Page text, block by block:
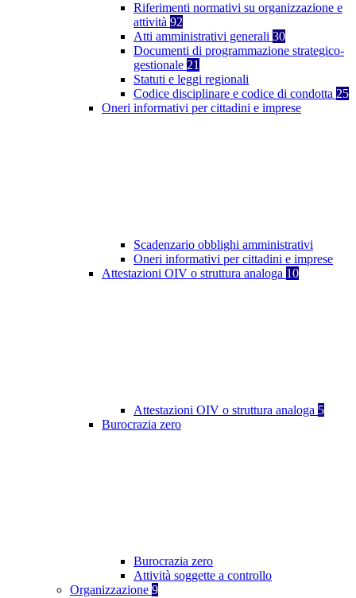
Riferimenti normativi su organizzazione e
attività 92
Atti amministrativi generali 30
Documenti di programmazione strategico-
gestionale 21
Statuti e leggi regionali
Codice disciplinare e codice di condotta 25
Oneri informativi per cittadini e imprese
Scadenzario obblighi amministrativi
Oneri informativi per cittadini e imprese
Attestazioni OIV o struttura analoga 10
Attestazioni OIV o struttura analoga 5
Burocrazia zero
Burocrazia zero
Attività soggette a controllo
Organizzazione 9